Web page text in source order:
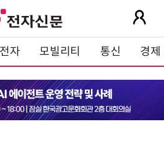
전자 모빌리티 통신 경제